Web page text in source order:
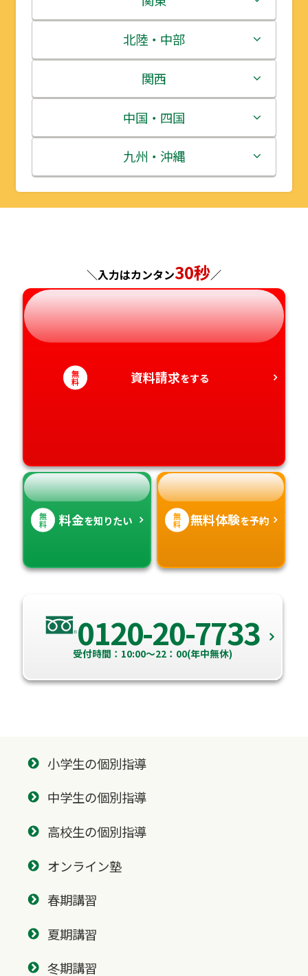
青森県
岩手県
宮城県
秋田県
山形県
茨城県
栃木県
群馬県
埼玉県
千葉県
神奈川県
北陸・中部
新潟県
富山県
石川県
福井県
長野県
岐阜県
静岡県
愛知県
関西
三重県
滋賀県
京都府
兵庫県
奈良県
和歌山県
中国・四国
鳥取県
島根県
広島県
山口県
徳島県
香川県
高知県
九州・沖縄
福岡県
長崎県
熊本県
大分県
宮崎県
沖縄県
＼入力はカンタン30秒／
無
料 資料請求をする
無
料 料金を知りたい 無
料 無料体験を予約
0120-20-7733
受付時間：10:00～22：00(年中無休)
小学生の個別指導
中学生の個別指導
高校生の個別指導
オンライン塾
春期講習
夏期講習
冬期講習